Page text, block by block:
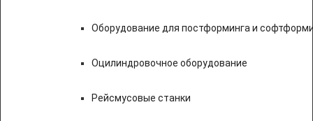
Оборудование для постформинга и
Оцилиндровочное оборудование
Рейсмусовые станки